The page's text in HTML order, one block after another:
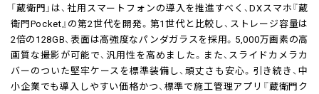
「蔵衛門」は、社用スマートフォンの導入を推進すべく、DXスマホ『蔵
衛門Pocket』の第2世代を開発。第1世代と比較し、ストレージ容量は
2倍の128GB、表面は高強度なパンダガラスを採用。5,000万画素の高
画質な撮影が可能で、汎用性を高めました。また、スライドカメラカ
バーのついた堅牢ケースを標準装備し、頑丈さも安心。引き続き、中
小企業でも導入しやすい価格かつ、標準で施工管理アプリ『蔵衛門ク